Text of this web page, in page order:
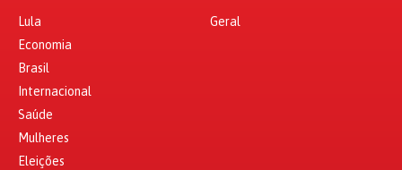
Lula
Economia
Brasil
Internacional
Saúde
Mulheres
Eleições
Geral